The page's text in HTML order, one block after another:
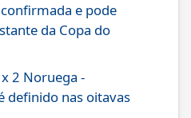
e pode
da Copa do
2 Noruega -
definido nas oitavas